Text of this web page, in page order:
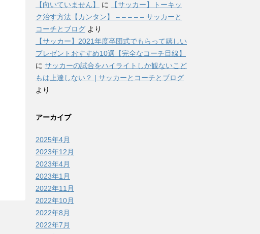
【向いていません】
に
【サッカー】トーキッ
ク治す方法【カンタン】 – – – – – サッカーと
コーチとブログ より
【サッカー】2021年度卒団式でもらって嬉しい
プレゼントおすすめ10選【完全なコーチ目線】
に サッカーの試合をハイライトしか観ないこど
もは上達しない？ | サッカーとコーチとブログ
より
アーカイブ
2025年4月
2023年12月
2023年4月
2023年1月
2022年11月
2022年10月
2022年8月
2022年7月